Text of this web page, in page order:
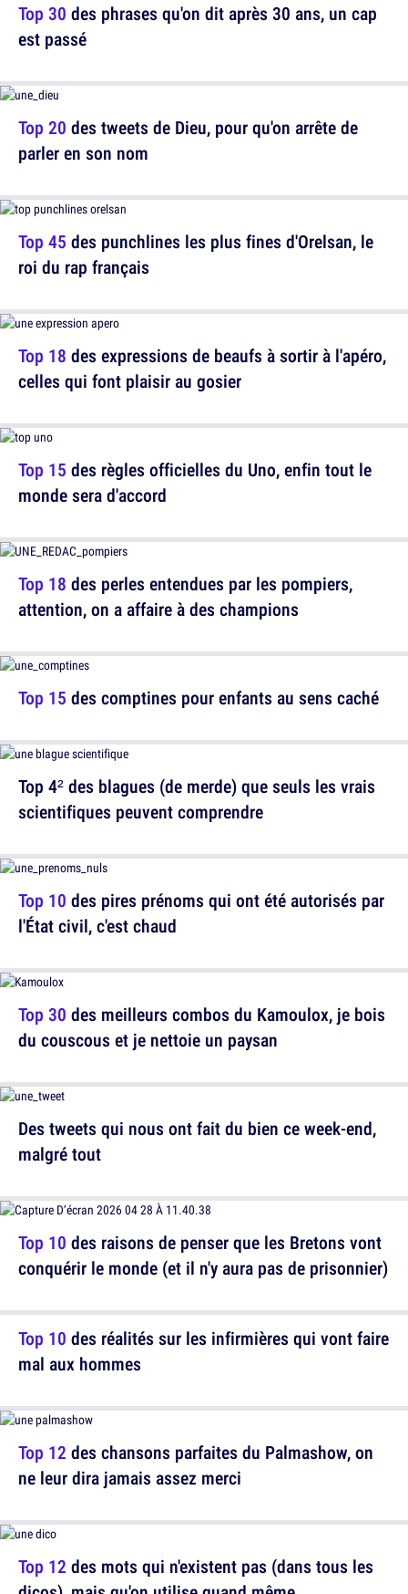
Top 30 des phrases qu'on dit après 30 ans, un cap
est passé
Top 45 des punchlines les plus fines d'Orelsan, le
roi du rap français
Top 15 des règles officielles du Uno, enfin tout le
monde sera d'accord
Top 15 des comptines pour enfants au sens caché
Top 10 des pires prénoms qui ont été autorisés par
l'État civil, c'est chaud
Des tweets qui nous ont fait du bien ce week-end,
malgré tout
Top 10 des réalités sur les infirmières qui vont faire
mal aux hommes
Top 12 des mots qui n'existent pas (dans tous les
Top 20 des tweets de Dieu, pour qu'on arrête de
parler en son nom
Top 18 des expressions de beaufs à sortir à l'apéro,
celles qui font plaisir au gosier
Top 18 des perles entendues par les pompiers,
attention, on a affaire à des champions
Top 4² des blagues (de merde) que seuls les vrais
scientifiques peuvent comprendre
Top 30 des meilleurs combos du Kamoulox, je bois
du couscous et je nettoie un paysan
Top 10 des raisons de penser que les Bretons vont
conquérir le monde (et il n'y aura pas de prisonnier)
Top 12 des chansons parfaites du Palmashow, on
ne leur dira jamais assez merci